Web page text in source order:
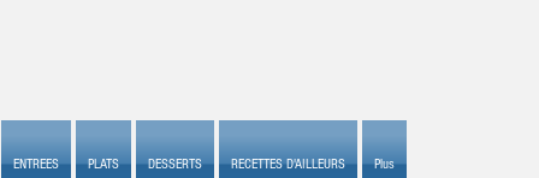
ENTREES PLATS DESSERTS RECETTES D'AILLEURS Plus